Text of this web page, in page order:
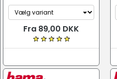
Fra 89,00 DKK